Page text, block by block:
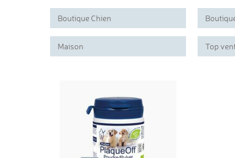
Boutique Chien
Maison Top